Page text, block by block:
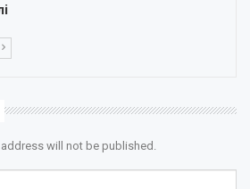
address will not be published.